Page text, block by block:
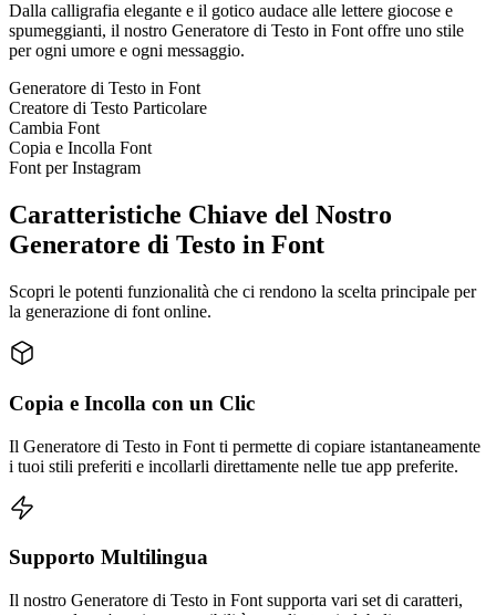
Dalla calligrafia elegante e il gotico audace alle lettere giocose e
spumeggianti, il nostro Generatore di Testo in Font offre uno stile
per ogni umore e ogni messaggio.
Generatore di Testo in Font
Creatore di Testo Particolare
Cambia Font
Copia e Incolla Font
Font per Instagram
Caratteristiche Chiave del Nostro
Generatore di Testo in Font
Scopri le potenti funzionalità che ci rendono la scelta principale per
la generazione di font online.
Copia e Incolla con un Clic
Il Generatore di Testo in Font ti permette di copiare istantaneamente
i tuoi stili preferiti e incollarli direttamente nelle tue app preferite.
Supporto Multilingua
Il nostro Generatore di Testo in Font supporta vari set di caratteri,